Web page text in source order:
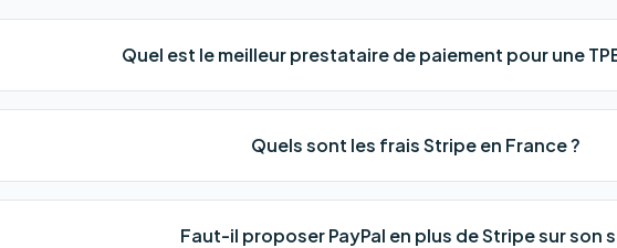
Quel est le meilleur prestataire de paiement pour une
Quels sont les frais Stripe en France ?
Faut-il proposer PayPal en plus de Stripe sur son